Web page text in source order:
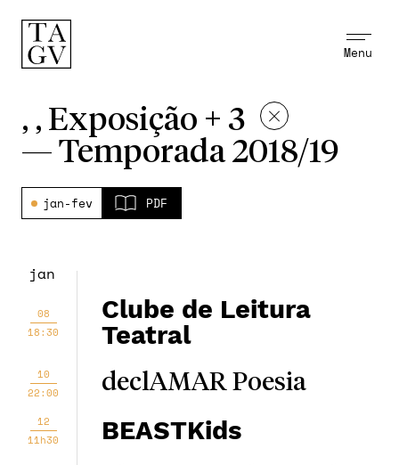
Menu
, , Exposição + 3
— Temporada 2018/19
jan-fev PDF
jan
08
18:30
Clube de Leitura
Teatral
10
22:00
declAMAR Poesia
12
11h30
BEASTKids